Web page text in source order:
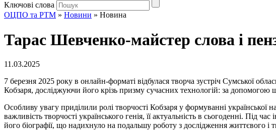
Ключові слова
ОЦПО та РТМ » Новини » Новина
Тарас Шевченко-майстер слова і
11.03.2025
7 березня 2025 року в онлайн-форматі відбулася творча зустріч Сумської
Кобзаря, досліджуючи його крізь призму сучасних технологій: за
Особливу увагу приділили ролі творчості Кобзаря у формуванні
важливість творчості українського генія, її актуальність в сьогоденні. Під
його біографії, що надихнуло на подальшу роботу з дослідження життєвого і